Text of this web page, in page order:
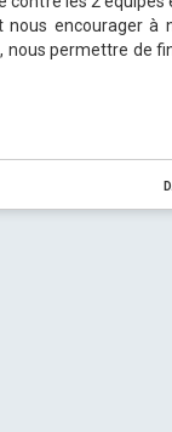
encourager à
nous permettre de